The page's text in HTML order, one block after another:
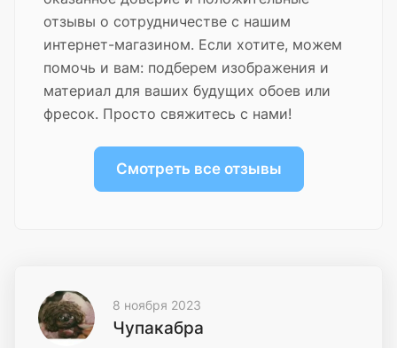
отзывы о сотрудничестве с нашим
интернет-магазином. Если хотите, можем
помочь и вам: подберем изображения и
материал для ваших будущих обоев или
фресок. Просто свяжитесь с нами!
Смотреть все отзывы
8 ноября 2023
Чупакабра